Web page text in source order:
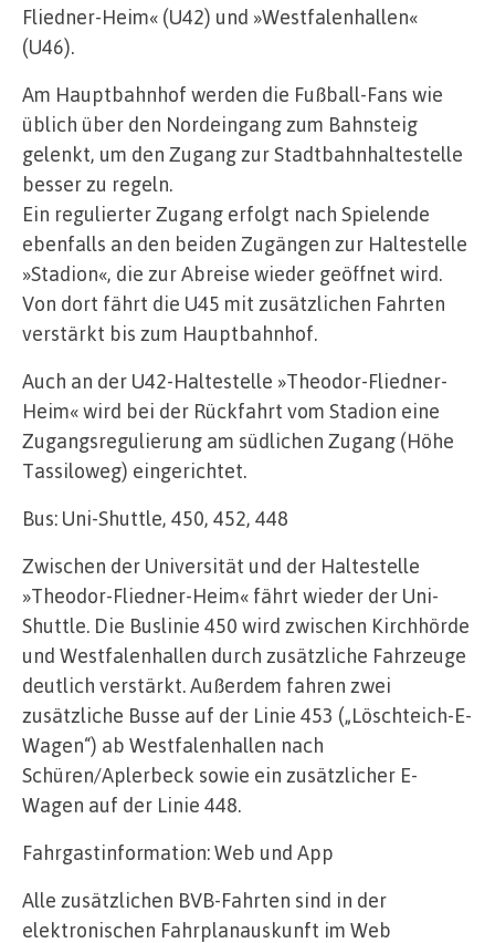
Fliedner-Heim« (U42) und »Westfalenhallen«
(U46).
Am Hauptbahnhof werden die Fußball-Fans wie
üblich über den Nordeingang zum Bahnsteig
gelenkt, um den Zugang zur Stadtbahnhaltestelle
besser zu regeln.
Ein regulierter Zugang erfolgt nach Spielende
ebenfalls an den beiden Zugängen zur Haltestelle
»Stadion«, die zur Abreise wieder geöffnet wird.
Von dort fährt die U45 mit zusätzlichen Fahrten
verstärkt bis zum Hauptbahnhof.
Auch an der U42-Haltestelle »Theodor-Fliedner-
Heim« wird bei der Rückfahrt vom Stadion eine
Zugangsregulierung am südlichen Zugang (Höhe
Tassiloweg) eingerichtet.
Bus: Uni-Shuttle, 450, 452, 448
Zwischen der Universität und der Haltestelle
»Theodor-Fliedner-Heim« fährt wieder der Uni-
Shuttle. Die Buslinie 450 wird zwischen Kirchhörde
und Westfalenhallen durch zusätzliche Fahrzeuge
deutlich verstärkt. Außerdem fahren zwei
zusätzliche Busse auf der Linie 453 („Löschteich-E-
Wagen“) ab Westfalenhallen nach
Schüren/Aplerbeck sowie ein zusätzlicher E-
Wagen auf der Linie 448.
Fahrgastinformation: Web und App
Alle zusätzlichen BVB-Fahrten sind in der
elektronischen Fahrplanauskunft im Web